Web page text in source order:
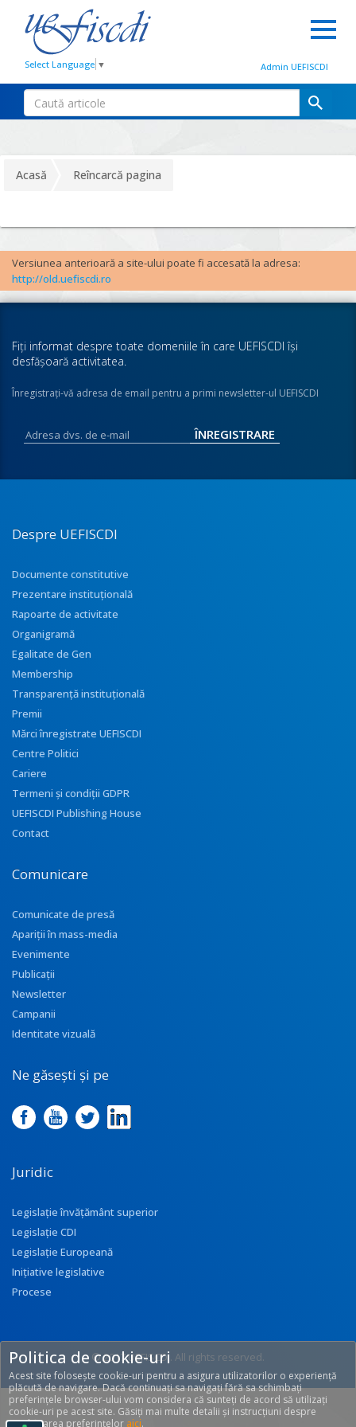
Select Language ▼ Admin UEFISCDI
Acasă Reîncarcă pagina
Versiunea anterioară a site-ului poate fi accesată la adresa:
http://old.uefiscdi.ro
Fiţi informat despre toate domeniile în care UEFISCDI îşi
desfăşoară activitatea.
Înregistraţi-vă adresa de email pentru a primi newsletter-ul UEFISCDI
Despre UEFISCDI
Documente constitutive
Prezentare instituţională
Rapoarte de activitate
Organigramă
Egalitate de Gen
Membership
Transparenţă instituţională
Premii
Mărci înregistrate UEFISCDI
Centre Politici
Cariere
Termeni și condiții GDPR
UEFISCDI Publishing House
Contact
Comunicare
Comunicate de presă
Apariţii în mass-media
Evenimente
Publicații
Newsletter
Campanii
Identitate vizuală
Ne găsești și pe
Juridic
Legislație învățământ superior
Legislație CDI
Legislație Europeană
Inițiative legislative
Procese
© 2017 UEFISCDI. All rights reserved.
[T: 0.2311, O: 92]
Politica de cookie-uri
Acest site folosește cookie-uri pentru a asigura utilizatorilor o experiență
plăcută de navigare. Dacă continuați sa navigați fără sa schimbați
preferințele browser-ului vom considera că sunteți de acord să utilizați
cookie-uri pe acest site. Găsiți mai multe detalii și instrucțiuni despre
modificarea preferințelor aici.